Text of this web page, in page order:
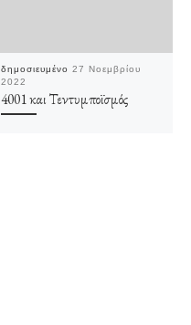
δημοσιευμένο27 Νοεμβρίου
2022
4001 και Τεντυμποϊσμός